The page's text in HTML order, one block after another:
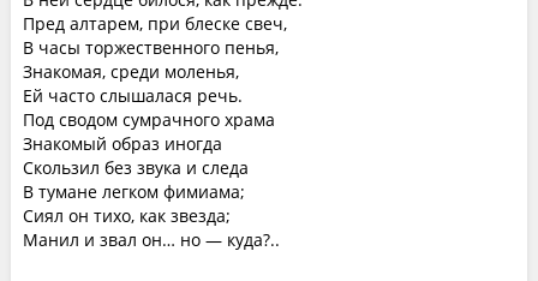
Пред алтарем, при блеске свеч,
В часы торжественного пенья,
Знакомая, среди моленья,
Ей часто слышалася речь.
Под сводом сумрачного храма
Знакомый образ иногда
Скользил без звука и следа
В тумане легком фимиама;
Сиял он тихо, как звезда;
Манил и звал он… но — куда?..